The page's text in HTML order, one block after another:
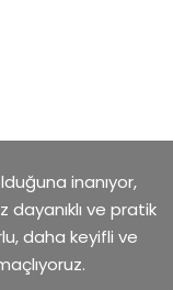
inanıyor,
dayanıklı ve pratik
daha keyifli ve